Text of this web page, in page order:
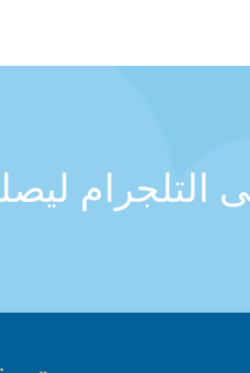
التلجرام